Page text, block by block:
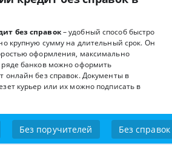
без справок– удобный способ быстро
крупную сумму на длительный срок. Он
оформления, максимально
банков можно оформить
онлайн без справок. Документы в
курьер или их можно подписать в
Без поручителей Без справок